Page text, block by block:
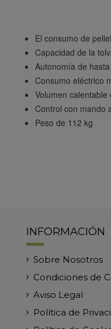
El consumo de
Capacidad de la
Autonomía de
Consumo eléctrico
Volumen
Control con mando
Peso de 112 kg
INFORMACIÓN
Sobre Nosotros
Condiciones de
Aviso Legal
Política de